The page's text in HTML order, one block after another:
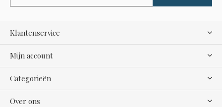
Klantenservice
Mijn account
Categorieën
Over ons